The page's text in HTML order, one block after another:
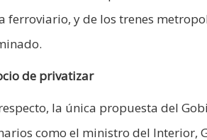
ferroviario, y de los trenes
de privatizar
la única propuesta del
como el ministro del Interior,